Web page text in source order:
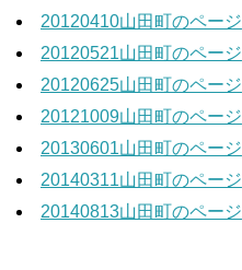
20120410山田町のページ
20120521山田町のページ
20120625山田町のページ
20121009山田町のページ
20130601山田町のページ
20140311山田町のページ
20140813山田町のページ